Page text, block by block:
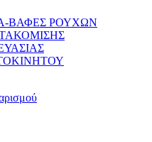
ΒΑΦΕΣ ΡΟΥΧΩΝ